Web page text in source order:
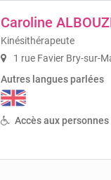
Caroline
Kinésithérapeute
1 rue Favier Bry-sur-
Autres langues parlées
Accès aux